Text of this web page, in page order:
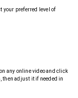
your preferred level of
any online video and click
then adjust it if needed in